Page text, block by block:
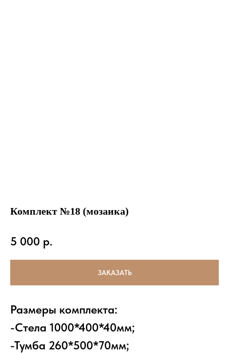
Комплект №18 (мозаика)
5 000 р.
ЗАКАЗАТЬ
Размеры комплекта:
-Стела 1000*400*40мм;
-Тумба 260*500*70мм;